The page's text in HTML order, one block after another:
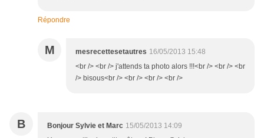
Répondre
M mesrecettesetautres 16/05/2013 15:48
<br /> <br /> j'attends ta photo alors !!!<br /> <br /> <br
/> bisous<br /> <br /> <br /> <br />
B Bonjour Sylvie et Marc 15/05/2013 14:09